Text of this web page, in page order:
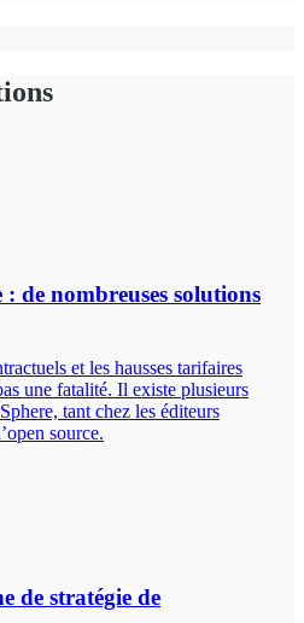
de nombreuses solutions
et les hausses tarifaires
une fatalité. Il existe plusieurs
tant chez les éditeurs
source.
de stratégie de